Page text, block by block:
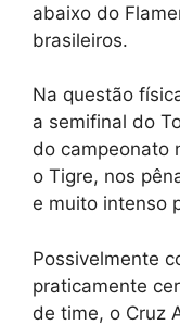
abaixo do
brasileiros.
Na questão
a semifinal do
do campeonato
o Tigre, nos
e muito intenso
Possivelmente
praticamente
de time, o Cruz